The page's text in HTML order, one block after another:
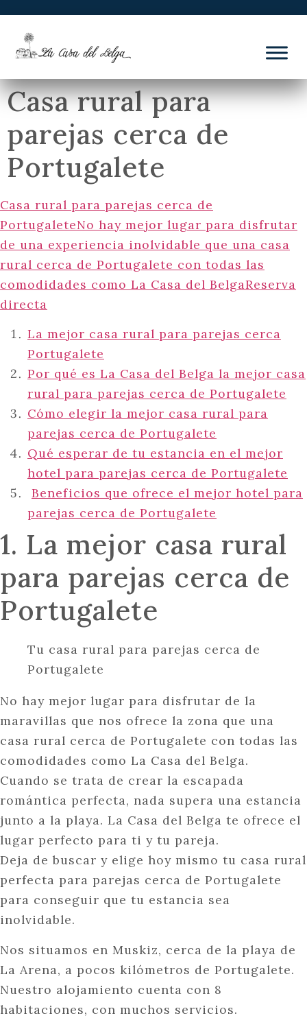
Casa rural para
parejas cerca de
Portugalete
Casa rural para parejas cerca de
PortugaleteNo hay mejor lugar para disfrutar
de una experiencia inolvidable que una casa
rural cerca de Portugalete con todas las
comodidades como La Casa del BelgaReserva
directa
La mejor casa rural para parejas cerca
Portugalete
Por qué es La Casa del Belga la mejor casa
rural para parejas cerca de Portugalete
Cómo elegir la mejor casa rural para
parejas cerca de Portugalete
Qué esperar de tu estancia en el mejor
hotel para parejas cerca de Portugalete
Beneficios que ofrece el mejor hotel para
parejas cerca de Portugalete
1. La mejor casa rural
para parejas cerca de
Portugalete
Tu casa rural para parejas cerca de
Portugalete
No hay mejor lugar para disfrutar de la
maravillas que nos ofrece la zona que una
casa rural cerca de Portugalete con todas las
comodidades como La Casa del Belga.
Cuando se trata de crear la escapada
romántica perfecta, nada supera una estancia
junto a la playa. La Casa del Belga te ofrece el
lugar perfecto para ti y tu pareja.
Deja de buscar y elige hoy mismo tu casa rural
perfecta para parejas cerca de Portugalete
para conseguir que tu estancia sea
inolvidable.
Nos situamos en Muskiz, cerca de la playa de
La Arena, a pocos kilómetros de Portugalete.
Nuestro alojamiento cuenta con 8
habitaciones, con muchos servicios.